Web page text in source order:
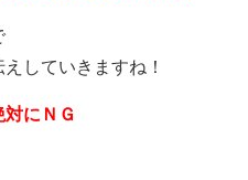
していきますね！
にＮＧ